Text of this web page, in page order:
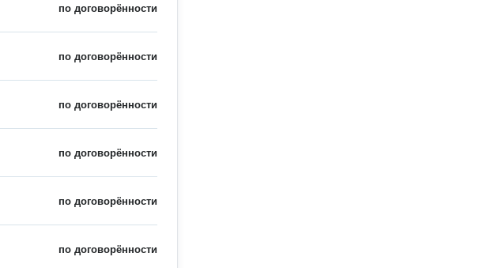
по договорённости
по договорённости
по договорённости
по договорённости
по договорённости
по договорённости